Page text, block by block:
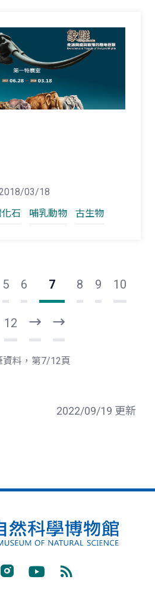
03/18
石 哺乳動物 古生物
5 6 7 8 9 10
12
一
頁
後
一
頁
資料，第7/12頁
2022/09/19 更新